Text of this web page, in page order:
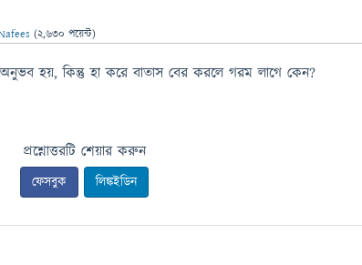
(2,630 পয়েন্ট)
হয়, কিন্তু হা করে বাতাস বের করলে গরম লাগে কেন?
প্রশ্নোত্তরটি শেয়ার করুন
ফেসবুক লিঙ্কইডিন